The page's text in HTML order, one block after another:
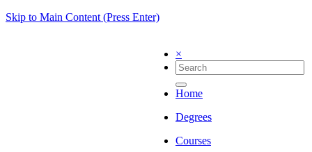
Skip to Main Content (Press Enter)
×
Home
Degrees
Courses